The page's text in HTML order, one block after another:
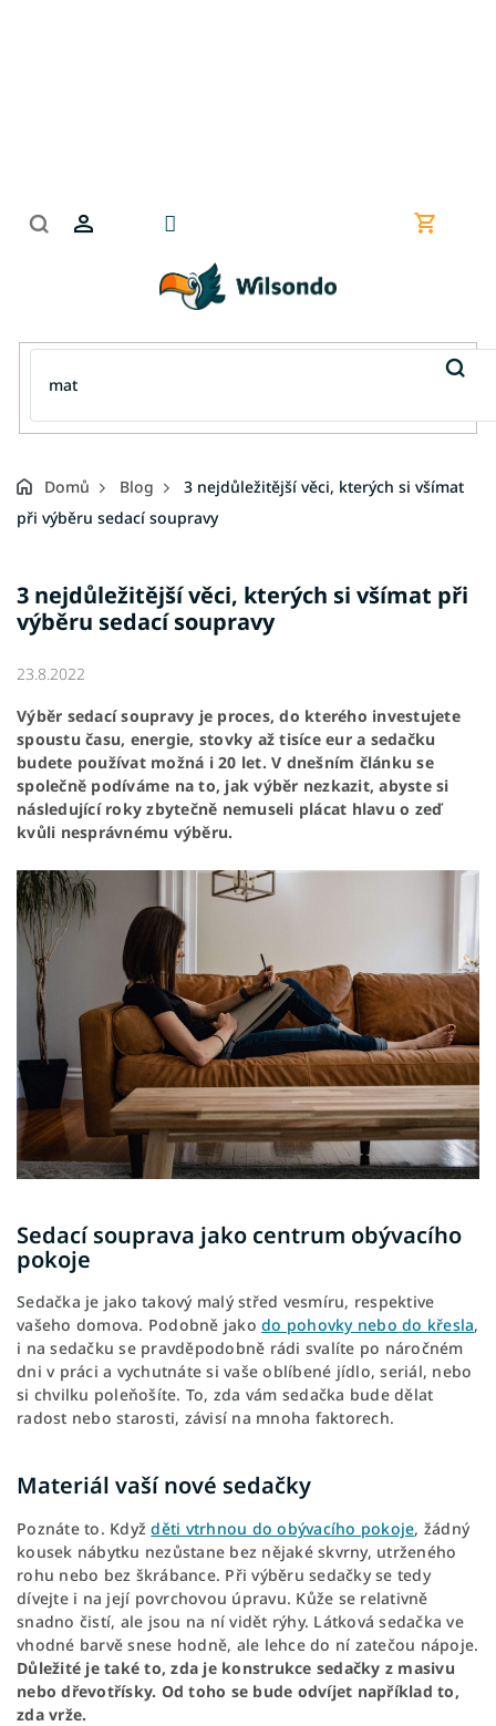
Nákupní
Domů Blog
3 nejdůležitější věci, kterých si všímat
při výběru sedací soupravy
3 nejdůležitější věci, kterých si všímat při
výběru sedací soupravy
23.8.2022
Výběr sedací soupravy je proces, do kterého investujete
spoustu času, energie, stovky až tisíce eur a sedačku
budete používat možná i 20 let. V dnešním článku se
společně podíváme na to, jak výběr nezkazit, abyste si
následující roky zbytečně nemuseli plácat hlavu o zeď
kvůli nesprávnému výběru.
Sedací souprava jako centrum obývacího
pokoje
Sedačka je jako takový malý střed vesmíru, respektive
vašeho domova. Podobně jako do pohovky nebo do křesla,
i na sedačku se pravděpodobně rádi svalíte po náročném
dni v práci a vychutnáte si vaše oblíbené jídlo, seriál, nebo
si chvilku poleňošíte. To, zda vám sedačka bude dělat
radost nebo starosti, závisí na mnoha faktorech.
Materiál vaší nové sedačky
Poznáte to. Kdyžděti vtrhnou do obývacího pokoje, žádný
kousek nábytku nezůstane bez nějaké skvrny, utrženého
rohu nebo bez škrábance. Při výběru sedačky se tedy
dívejte i na její povrchovou úpravu. Kůže se relativně
snadno čistí, ale jsou na ní vidět rýhy. Látková sedačka ve
vhodné barvě snese hodně, ale lehce do ní zatečou nápoje.
Důležité je také to, zda je konstrukce sedačky z masivu
nebo dřevotřísky. Od toho se bude odvíjet například to,
zda vrže.